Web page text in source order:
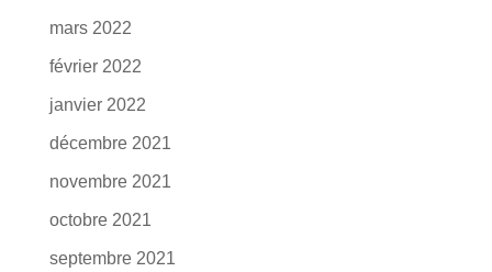
mars 2022
février 2022
janvier 2022
décembre 2021
novembre 2021
octobre 2021
septembre 2021